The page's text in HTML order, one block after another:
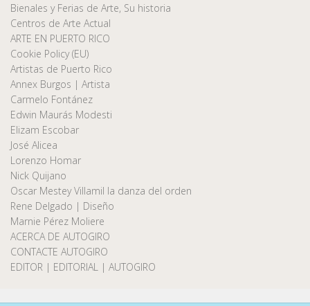
Bienales y Ferias de Arte, Su historia
Centros de Arte Actual
ARTE EN PUERTO RICO
Cookie Policy (EU)
Artistas de Puerto Rico
Annex Burgos | Artista
Carmelo Fontánez
Edwin Maurás Modesti
Elizam Escobar
José Alicea
Lorenzo Homar
Nick Quijano
Oscar Mestey Villamil la danza del orden
Rene Delgado | Diseño
Marnie Pérez Moliere
ACERCA DE AUTOGIRO
CONTACTE AUTOGIRO
EDITOR | EDITORIAL | AUTOGIRO